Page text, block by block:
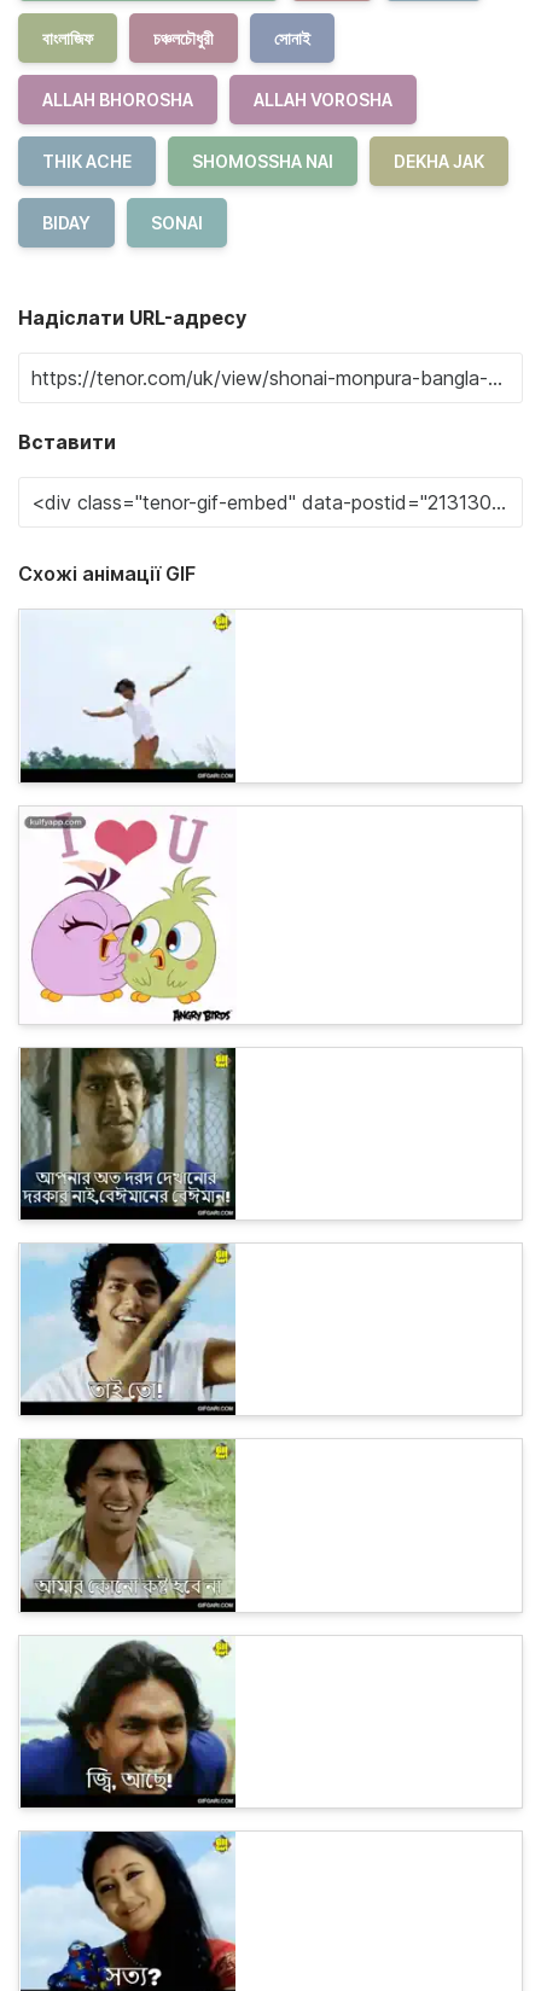
বাংলাজিফ চঞ্চলচৌধুরী সোনাই
ALLAH BHOROSHA ALLAH VOROSHA
THIK ACHE SHOMOSSHA NAI DEKHA JAK
BIDAY SONAI
Надіслати URL-адресу
Вставити
Схожі анімації GIF